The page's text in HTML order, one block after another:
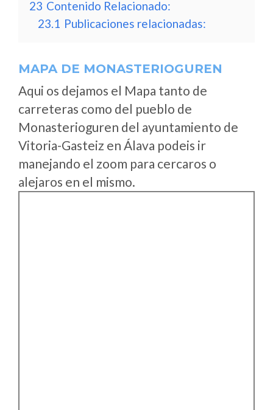
23 Contenido Relacionado:
23.1 Publicaciones relacionadas:
MAPA DE MONASTERIOGUREN
Aqui os dejamos el Mapa tanto de
carreteras como del pueblo de
Monasterioguren del ayuntamiento de
Vitoria-Gasteiz en Álava podeis ir
manejando el zoom para cercaros o
alejaros en el mismo.